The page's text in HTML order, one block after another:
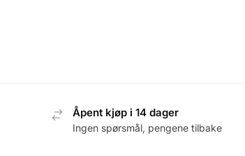
Åpent kjøp i 14 dager
Ingen spørsmål, pengene tilbake